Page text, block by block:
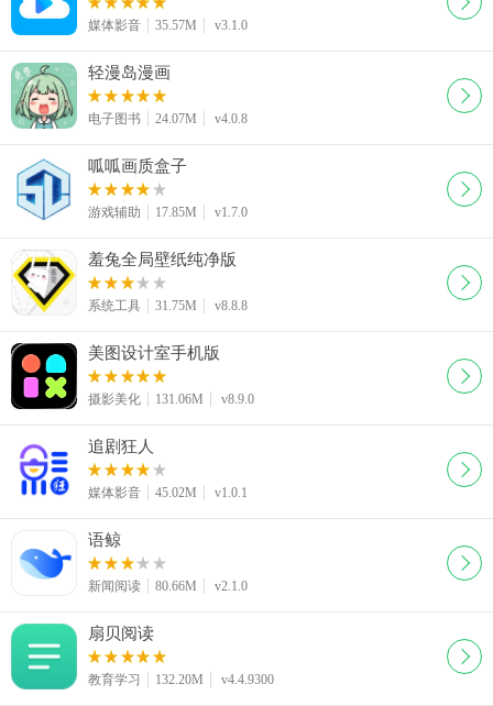
媒体影音 35.57M v3.1.0
轻漫岛漫画
电子图书 24.07M v4.0.8
呱呱画质盒子
游戏辅助 17.85M v1.7.0
羞兔全局壁纸纯净版
系统工具 31.75M v8.8.8
美图设计室手机版
摄影美化 131.06M v8.9.0
追剧狂人
媒体影音 45.02M v1.0.1
语鲸
新闻阅读 80.66M v2.1.0
扇贝阅读
教育学习 132.20M v4.4.9300